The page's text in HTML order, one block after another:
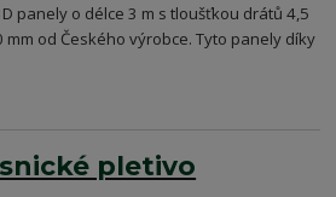
panely o délce 3 m s tloušťkou drátů 4,5
mm od Českého výrobce. Tyto panely díky
pletivo